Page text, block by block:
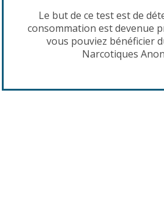
Le but de ce test est de
consommation est devenue
vous pouviez bénéficier
Narcotiques